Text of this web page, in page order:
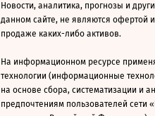
Новости, аналитика, прогнозы и
данном сайте, не являются офертой
продаже каких-либо активов.
На информационном ресурсе
технологии (информационные
на основе сбора, систематизации и
предпочтениям пользователей сети